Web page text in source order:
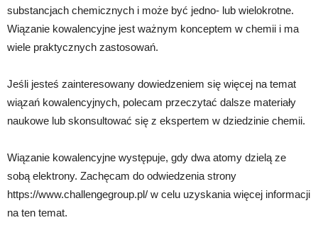
substancjach chemicznych i może być jedno- lub wielokrotne.
Wiązanie kowalencyjne jest ważnym konceptem w chemii i ma
wiele praktycznych zastosowań.
Jeśli jesteś zainteresowany dowiedzeniem się więcej na temat
wiązań kowalencyjnych, polecam przeczytać dalsze materiały
naukowe lub skonsultować się z ekspertem w dziedzinie chemii.
Wiązanie kowalencyjne występuje, gdy dwa atomy dzielą ze
sobą elektrony. Zachęcam do odwiedzenia strony
https://www.challengegroup.pl/ w celu uzyskania więcej informacji
na ten temat.